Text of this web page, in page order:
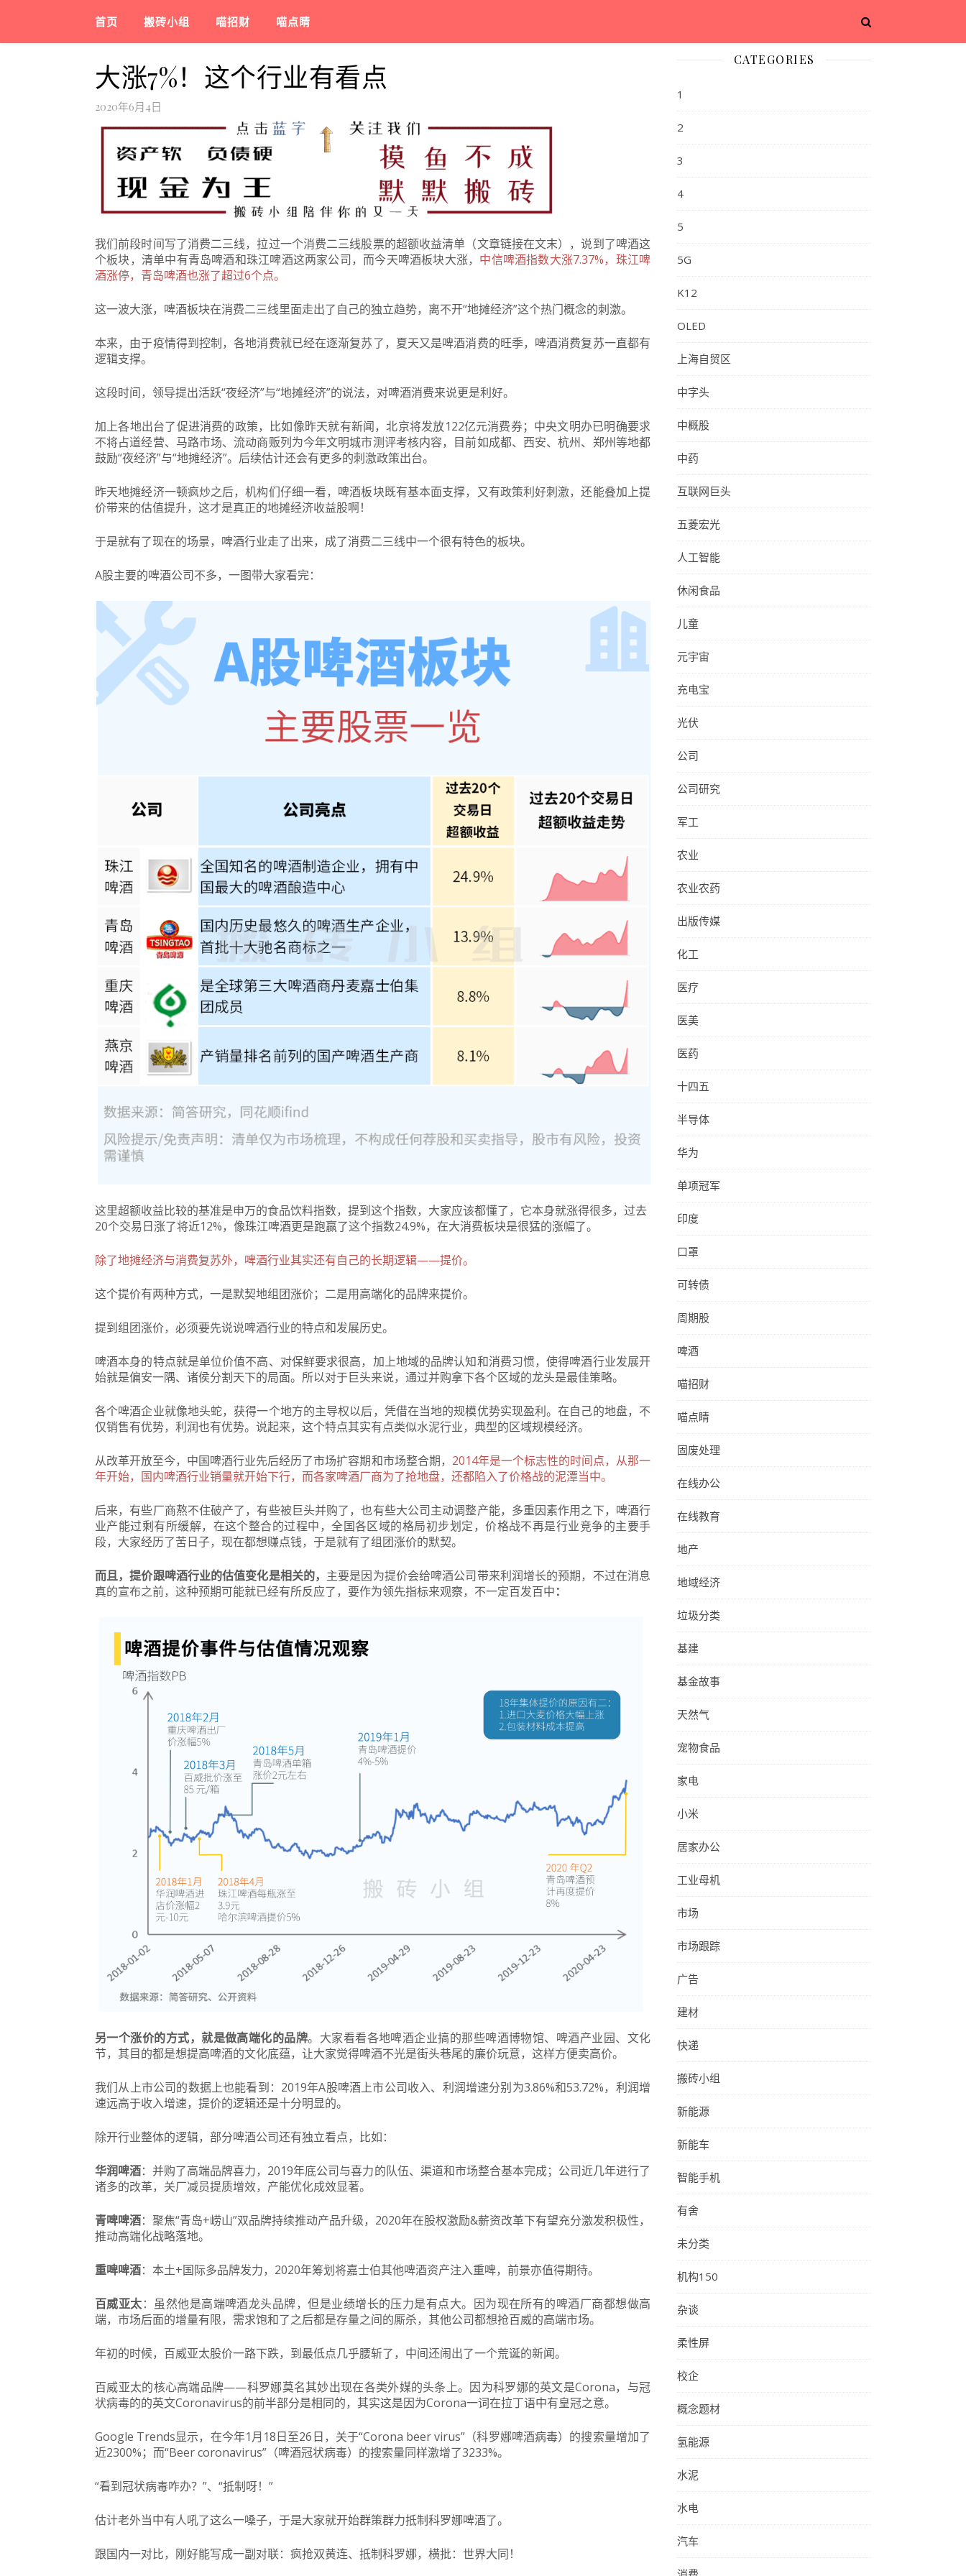
首页 搬砖小组 喵招财 喵点睛
大涨7%！这个行业有看点
2020年6月4日
我们前段时间写了消费二三线，拉过一个消费二三线股票的超额收益清单（文章链接在文末），说到了啤酒这
个板块，清单中有青岛啤酒和珠江啤酒这两家公司，而今天啤酒板块大涨， 中信啤酒指数大涨7.37%，珠江啤
酒涨停，青岛啤酒也涨了超过6个点。
这一波大涨，啤酒板块在消费二三线里面走出了自己的独立趋势，离不开“地摊经济”这个热门概念的刺激。
本来，由于疫情得到控制，各地消费就已经在逐渐复苏了，夏天又是啤酒消费的旺季，啤酒消费复苏一直都有
逻辑支撑。
这段时间，领导提出活跃“夜经济”与“地摊经济”的说法，对啤酒消费来说更是利好。
加上各地出台了促进消费的政策，比如像昨天就有新闻，北京将发放122亿元消费券；中央文明办已明确要求
不将占道经营、马路市场、流动商贩列为今年文明城市测评考核内容，目前如成都、西安、杭州、郑州等地都
鼓励“夜经济”与“地摊经济”。后续估计还会有更多的刺激政策出台。
昨天地摊经济一顿疯炒之后，机构们仔细一看，啤酒板块既有基本面支撑，又有政策利好刺激，还能叠加上提
价带来的估值提升，这才是真正的地摊经济收益股啊！
于是就有了现在的场景，啤酒行业走了出来，成了消费二三线中一个很有特色的板块。
A股主要的啤酒公司不多，一图带大家看完：
这里超额收益比较的基准是申万的食品饮料指数，提到这个指数，大家应该都懂了，它本身就涨得很多，过去
20个交易日涨了将近12%，像珠江啤酒更是跑赢了这个指数24.9%，在大消费板块是很猛的涨幅了。
除了地摊经济与消费复苏外，啤酒行业其实还有自己的长期逻辑——提价。
这个提价有两种方式，一是默契地组团涨价；二是用高端化的品牌来提价。
提到组团涨价，必须要先说说啤酒行业的特点和发展历史。
啤酒本身的特点就是单位价值不高、对保鲜要求很高，加上地域的品牌认知和消费习惯，使得啤酒行业发展开
始就是偏安一隅、诸侯分割天下的局面。所以对于巨头来说，通过并购拿下各个区域的龙头是最佳策略。
各个啤酒企业就像地头蛇，获得一个地方的主导权以后，凭借在当地的规模优势实现盈利。在自己的地盘，不
仅销售有优势，利润也有优势。说起来，这个特点其实有点类似水泥行业，典型的区域规模经济。
从改革开放至今，中国啤酒行业先后经历了市场扩容期和市场整合期， 2014年是一个标志性的时间点，从那一
年开始，国内啤酒行业销量就开始下行，而各家啤酒厂商为了抢地盘，还都陷入了价格战的泥潭当中。
后来，有些厂商熬不住破产了，有些被巨头并购了，也有些大公司主动调整产能，多重因素作用之下，啤酒行
业产能过剩有所缓解，在这个整合的过程中，全国各区域的格局初步划定，价格战不再是行业竞争的主要手
段，大家经历了苦日子，现在都想赚点钱，于是就有了组团涨价的默契。
而且，提价跟啤酒行业的估值变化是相关的， 主要是因为提价会给啤酒公司带来利润增长的预期，不过在消息
真的宣布之前，这种预期可能就已经有所反应了，要作为领先指标来观察，不一定百发百中：
另一个涨价的方式，就是做高端化的品牌。大家看看各地啤酒企业搞的那些啤酒博物馆、啤酒产业园、文化
节，其目的都是想提高啤酒的文化底蕴，让大家觉得啤酒不光是街头巷尾的廉价玩意，这样方便卖高价。
我们从上市公司的数据上也能看到：2019年A股啤酒上市公司收入、利润增速分别为3.86%和53.72%，利润增
速远高于收入增速，提价的逻辑还是十分明显的。
除开行业整体的逻辑，部分啤酒公司还有独立看点，比如：
华润啤酒：并购了高端品牌喜力，2019年底公司与喜力的队伍、渠道和市场整合基本完成；公司近几年进行了
诸多的改革，关厂减员提质增效，产能优化成效显著。
青啤啤酒：聚焦“青岛+崂山”双品牌持续推动产品升级，2020年在股权激励&薪资改革下有望充分激发积极性，
推动高端化战略落地。
重啤啤酒：本土+国际多品牌发力，2020年筹划将嘉士伯其他啤酒资产注入重啤，前景亦值得期待。
百威亚太：虽然他是高端啤酒龙头品牌，但是业绩增长的压力是有点大。因为现在所有的啤酒厂商都想做高
端，市场后面的增量有限，需求饱和了之后都是存量之间的厮杀，其他公司都想抢百威的高端市场。
年初的时候，百威亚太股价一路下跌，到最低点几乎腰斩了，中间还闹出了一个荒诞的新闻。
百威亚太的核心高端品牌——科罗娜莫名其妙出现在各类外媒的头条上。因为科罗娜的英文是Corona，与冠
状病毒的的英文Coronavirus的前半部分是相同的，其实这是因为Corona一词在拉丁语中有皇冠之意。
Google Trends显示，在今年1月18日至26日，关于“Corona beer virus”（科罗娜啤酒病毒）的搜索量增加了
近2300%；而“Beer coronavirus”（啤酒冠状病毒）的搜索量同样激增了3233%。
“看到冠状病毒咋办？”、“抵制呀！”
估计老外当中有人吼了这么一嗓子，于是大家就开始群策群力抵制科罗娜啤酒了。
跟国内一对比，刚好能写成一副对联：疯抢双黄连、抵制科罗娜，横批：世界大同！
CATEGORIES
1
2
3
4
5
5G
K12
OLED
上海自贸区
中字头
中概股
中药
互联网巨头
五菱宏光
人工智能
休闲食品
儿童
元宇宙
充电宝
光伏
公司
公司研究
军工
农业
农业农药
出版传媒
化工
医疗
医美
医药
十四五
半导体
华为
单项冠军
印度
口罩
可转债
周期股
啤酒
喵招财
喵点睛
固废处理
在线办公
在线教育
地产
地域经济
垃圾分类
基建
基金故事
天然气
宠物食品
家电
小米
居家办公
工业母机
市场
市场跟踪
广告
建材
快递
搬砖小组
新能源
新能车
智能手机
有舍
未分类
机构150
杂谈
柔性屏
校企
概念题材
氢能源
水泥
水电
汽车